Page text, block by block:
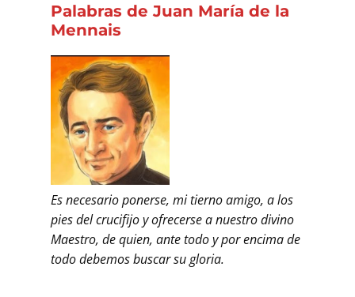
Palabras de Juan María de la
Mennais
Es necesario ponerse, mi tierno amigo, a los
pies del crucifijo y ofrecerse a nuestro divino
Maestro, de quien, ante todo y por encima de
todo debemos buscar su gloria.